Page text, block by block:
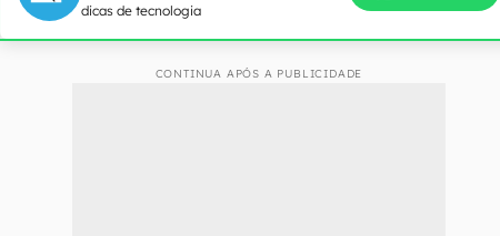
dicas de tecnologia
CONTINUA APÓS A PUBLICIDADE